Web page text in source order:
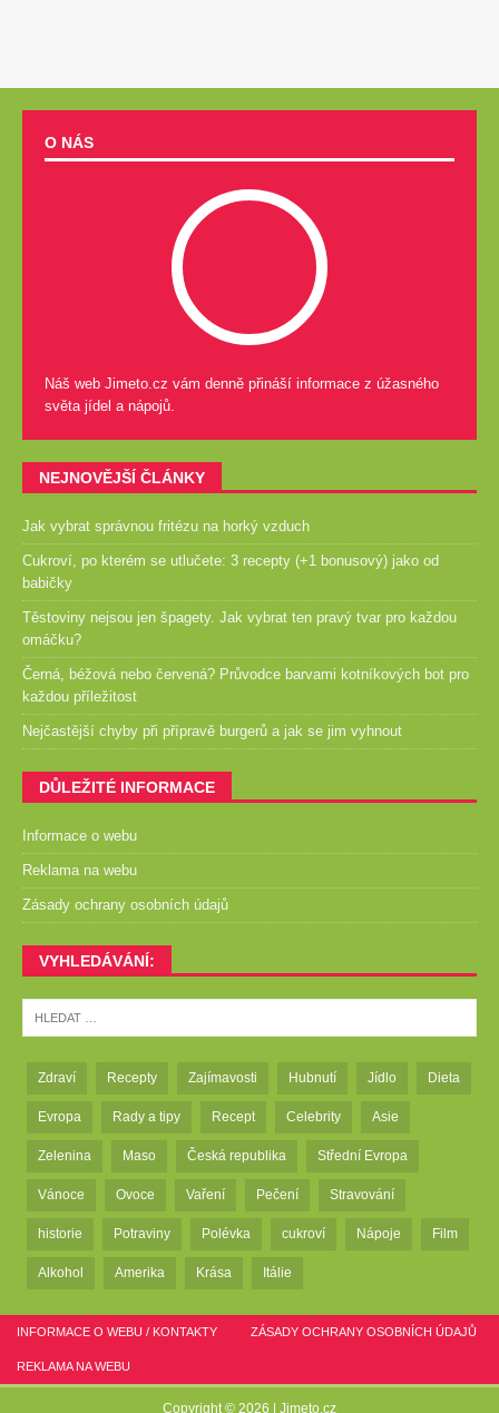
O NÁS
Náš web Jimeto.cz vám denně přináší informace z úžasného
světa jídel a nápojů.
NEJNOVĚJŠÍ ČLÁNKY
Jak vybrat správnou fritézu na horký vzduch
Cukroví, po kterém se utlučete: 3 recepty (+1 bonusový) jako od
babičky
Těstoviny nejsou jen špagety. Jak vybrat ten pravý tvar pro každou
omáčku?
Černá, béžová nebo červená? Průvodce barvami kotníkových bot pro
každou příležitost
Nejčastější chyby při přípravě burgerů a jak se jim vyhnout
DŮLEŽITÉ INFORMACE
Informace o webu
Reklama na webu
Zásady ochrany osobních údajů
VYHLEDÁVÁNÍ:
Zdraví Recepty Zajímavosti Hubnutí Jídlo Dieta
Evropa Rady a tipy Recept Celebrity Asie
Zelenina Maso Česká republika Střední Evropa
Vánoce Ovoce Vaření Pečení Stravování
historie Potraviny Polévka cukroví Nápoje Film
Alkohol Amerika Krása Itálie
INFORMACE O WEBU / KONTAKTY ZÁSADY OCHRANY OSOBNÍCH ÚDAJŮ
REKLAMA NA WEBU
Copyright © 2026 | Jimeto.cz